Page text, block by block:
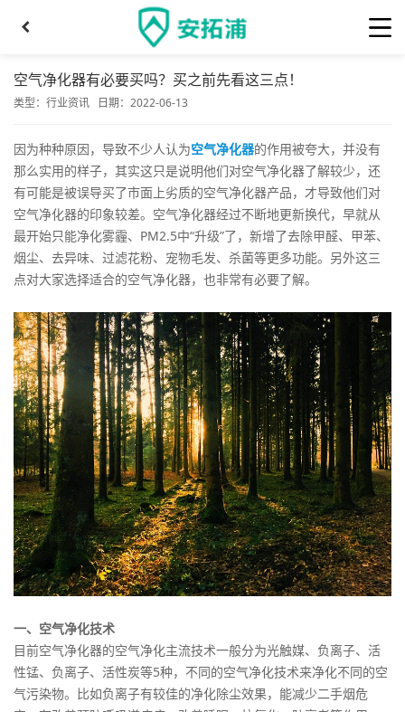
空气净化器有必要买吗？买之前先看这三点！
类型： 行业资讯 日期：2022-06-13
因为种种原因，导致不少人认为空气净化器的作用被夸大，并没有
那么实用的样子，其实这只是说明他们对空气净化器了解较少，还
有可能是被误导买了市面上劣质的空气净化器产品，才导致他们对
空气净化器的印象较差。空气净化器经过不断地更新换代，早就从
最开始只能净化雾霾、PM2.5中“升级”了，新增了去除甲醛、甲苯、
烟尘、去异味、过滤花粉、宠物毛发、杀菌等更多功能。另外这三
点对大家选择适合的空气净化器，也非常有必要了解。
一、空气净化技术
目前空气净化器的空气净化主流技术一般分为光触媒、负离子、活
性锰、负离子、活性炭等5种，不同的空气净化技术来净化不同的空
气污染物。比如负离子有较佳的净化除尘效果，能减少二手烟危